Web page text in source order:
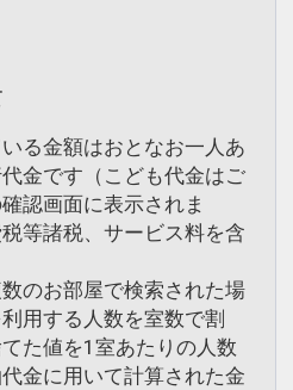
たずして死去したこ
、現在は豊国神社と
枚分の広さから別
宮島の景色を一望す
スポット【２】
同元年（806年）
のうえ、予約にお進
スポット【１】
厳島神社や、海上に
秘的な雰囲気を漂わ
は改修工事のためシ
す。
いる金額はおとなお一人あ
金です（こども代金はご
認画面に表示されま
等諸税、サービス料を含
のお部屋で検索された場
用する人数を室数で割
た値を1室あたりの人数
金に用いて計算された金